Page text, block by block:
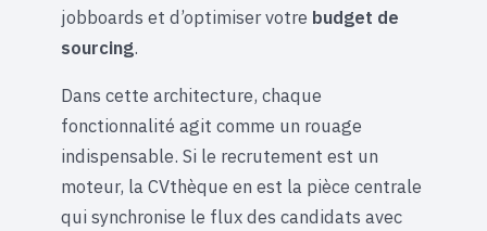
jobboards et d’optimiser votre budget de
sourcing.
Dans cette architecture, chaque
fonctionnalité agit comme un rouage
indispensable. Si le recrutement est un
moteur, la CVthèque en est la pièce centrale
qui synchronise le flux des candidats avec